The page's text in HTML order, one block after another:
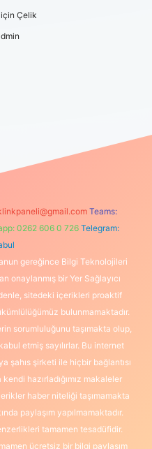
Çelik
Teams:
0262 606 0 726 Telegram:
gereğince Bilgi Teknolojileri
onaylanmış bir Yer Sağlayıcı
sitedeki içerikleri proaktif
bulunmamaktadır.
sorumluluğunu taşımakta olup,
etmiş sayılırlar. Bu internet
şahıs şirketi ile hiçbir bağlantısı
hazırladığımız makaleler
haber niteliği taşımamakta
paylaşım yapılmamaktadır.
tamamen tesadüfidir.
ücretsiz bir bilgi paylaşım